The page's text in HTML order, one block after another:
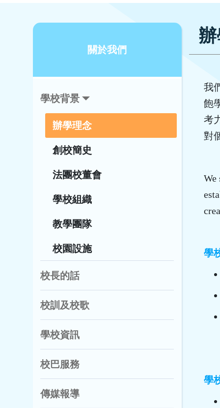
關於我們
學校背景
辦學理念
創校簡史
法團校董會
學校組織
教學團隊
校園設施
校長的話
校訓及校歌
學校資訊
校巴服務
傳媒報導
我
飽
考
對
We
學
學